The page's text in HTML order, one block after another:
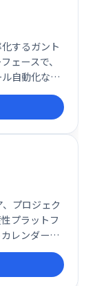
するガント
ェースで、
自動化な
きます。視
トの進捗状
ーズに進め
管理で、生
プロジェク
プラットフ
レンダーな
を実現しま
を向上させ